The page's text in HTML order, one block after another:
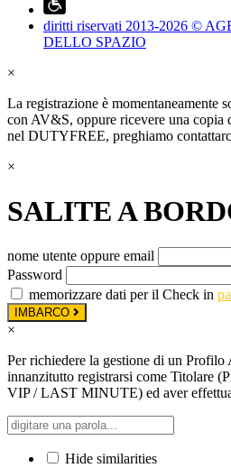
diritti riservati 2013-2026 ©
DELLO SPAZIO
×
La registrazione è momentaneamente
con AV&S, oppure ricevere una copia
nel DUTYFREE, preghiamo
×
SALITE A
nome utente oppure email
Password
memorizzare dati per il Check in
IMBARCO
×
Per richiedere la gestione di un Profilo
innanzitutto registrarsi come Titolare
VIP / LAST MINUTE) ed aver
Hide similarities